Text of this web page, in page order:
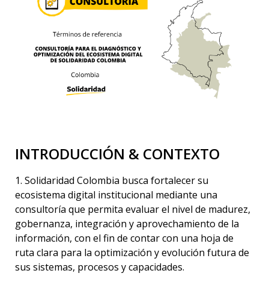
INTRODUCCIÓN & CONTEXTO
1. Solidaridad Colombia busca fortalecer su
ecosistema digital institucional mediante una
consultoría que permita evaluar el nivel de madurez,
gobernanza, integración y aprovechamiento de la
información, con el fin de contar con una hoja de
ruta clara para la optimización y evolución futura de
sus sistemas, procesos y capacidades.